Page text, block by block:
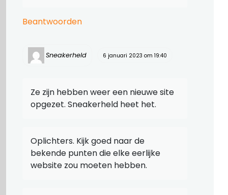
Beantwoorden
Sneakerheld 6 januari 2023 om 19:40
Ze zijn hebben weer een nieuwe site
opgezet. Sneakerheld heet het.
Oplichters. Kijk goed naar de
bekende punten die elke eerlijke
website zou moeten hebben.